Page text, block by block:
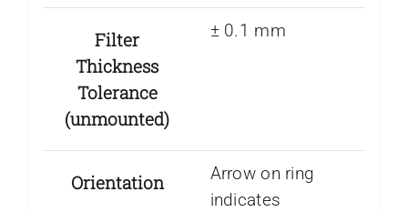
Filter
Thickness
Tolerance
(unmounted)
± 0.1 mm
Orientation
Arrow on ring
indicates